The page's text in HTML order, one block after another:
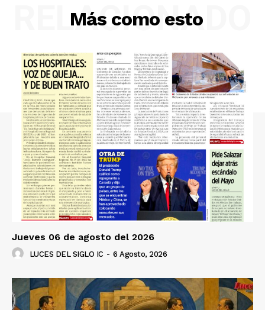
Más como esto
RELACIONADO
Jueves 06 de agosto del 2026
LUCES DEL SIGLO IC - 6 Agosto, 2026